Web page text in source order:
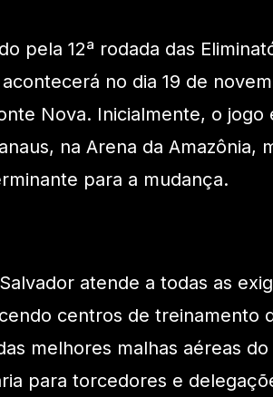
pela 12ª rodada das
no dia 19 de
Nova. Inicialmente, o jogo
na Arena da Amazônia,
para a mudança.
atende a todas as
centros de treinamento
melhores malhas aéreas
para torcedores e